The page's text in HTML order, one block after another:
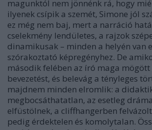
magunktól nem jönnénk rá, hogy
ilyenek csípik a szemét, Simone jól
ez még nem baj, mert a narráció
cselekmény lendületes, a rajzok
dinamikusak – minden a helyén van
szórakoztató képregényhez. De
második felében az író maga mögött
bevezetést, és belevág a tényleges
majdnem minden elromlik: a
megbocsáthatatlan, az esetleg
elfüstölnek, a cliffhangerben
pedig érdektelen és komolytalan.